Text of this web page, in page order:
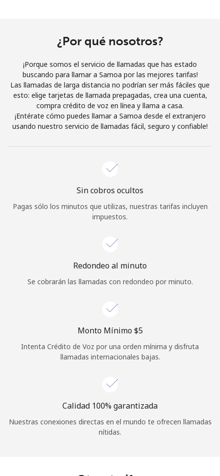
Únete
¡Hola!
Inicia sesión oREGÍSTRATE →
¿Olvidaste tu contraseña? →
o
Continuar con
¿Por qué nosotros?
¡Porque somos el servicio de llamadas que has estado
buscando para llamar a Samoa por las mejores tarifas!
Las llamadas de larga distancia no podrían ser más fáciles que
esto: elige tarjetas de llamada prepagadas, crea una cuenta,
compra crédito de voz en línea y llama a casa.
¡Entérate cómo puedes llamar a Samoa desde el extranjero
usando nuestro servicio de llamadas fácil, seguro y confiable!
Sin cobros ocultos
Pagas sólo los minutos que utilizas, nuestras tarifas incluyen
impuestos.
Redondeo al minuto
Se cobrarán las llamadas con redondeo por minuto.
Monto Mínimo ⁦$5⁩
Intenta Crédito de Voz por una orden mínima y disfruta
llamadas internacionales bajas.
Calidad 100% garantizada
Nuestras conexiones directas en el mundo te ofrecen llamadas
nítidas.